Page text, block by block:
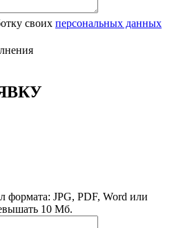
своих персональных данных
JPG, PDF, Word или
10 Мб.